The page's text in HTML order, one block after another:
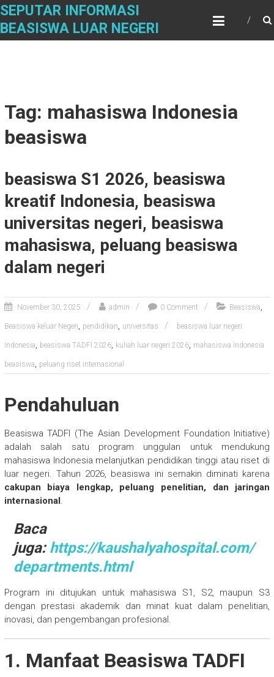
Skip
content
SEPUTAR INFORMASI
BEASISWA LUAR NEGERI
Tag: mahasiswa Indonesia
beasiswa
beasiswa S1 2026, beasiswa
kreatif Indonesia, beasiswa
universitas negeri, beasiswa
mahasiswa, peluang beasiswa
dalam negeri
November 30, 2025 admin 0 Comment Beasiswa,
Beasiswa keluar Negeri, pendidikan, universitas beasiswa luar negeri
Indonesia, beasiswa TADFI 2026, kuliah luar negeri 2026, mahasiswa Indonesia
beasiswa, peluang riset internasional
Pendahuluan
Beasiswa TADFI (The Asian Development Foundation Initiative)
adalah salah satu program unggulan untuk mendukung
mahasiswa Indonesia melanjutkan pendidikan tinggi atau riset di
luar negeri. Tahun 2026, beasiswa ini semakin diminati karena
cakupan biaya lengkap, peluang penelitian, dan jaringan
internasional.
Baca
juga: https://kaushalyahospital.com/
departments.html
Program ini ditujukan untuk mahasiswa S1, S2, maupun S3
dengan prestasi akademik dan minat kuat dalam penelitian,
inovasi, dan pengembangan profesional.
1. Manfaat Beasiswa TADFI